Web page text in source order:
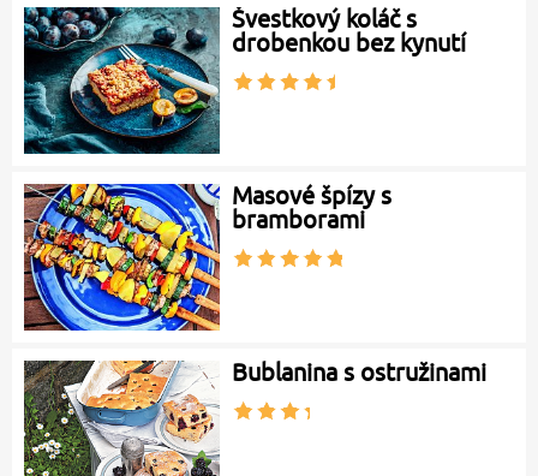
Švestkový koláč s
drobenkou bez kynutí
Masové špízy s
bramborami
Bublanina s ostružinami